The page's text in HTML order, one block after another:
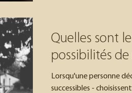
Quelles sont
possibilités
Lorsqu'une personne
successibles -